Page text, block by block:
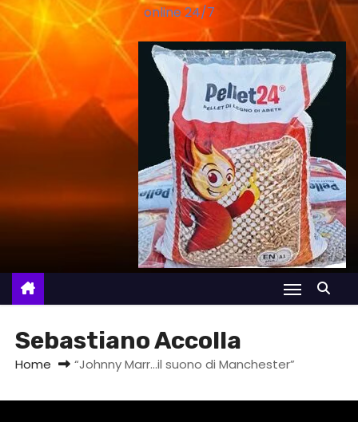
online 24/7
Sebastiano Accolla
Home “Johnny Marr…il suono di Manchester”